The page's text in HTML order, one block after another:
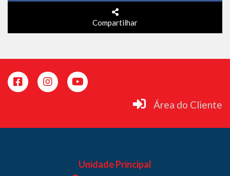
Compartilhar
Área do Cliente
Unidade Principal